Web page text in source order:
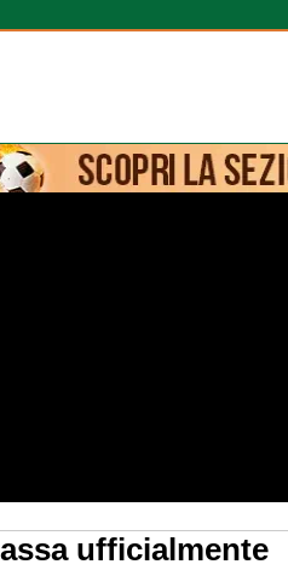
ufficialmente